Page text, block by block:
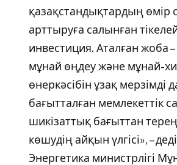
қазақстандықтардың өмір
арттыруға салынған
инвестиция. Аталған жоба –
мұнай өңдеу және мұнай-
өнеркәсібін ұзақ мерзімді
бағытталған мемлекеттік
шикізаттық бағыттан
көшудің айқын үлгісі», –
Энергетика министрлігі